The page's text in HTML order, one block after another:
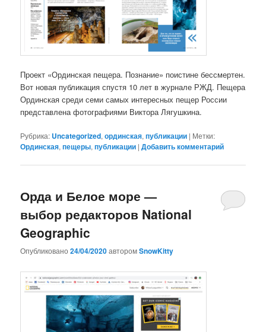
Проект «Ординская пещера. Познание» поистине бессмертен.
Вот новая публикация спустя 10 лет в журнале РЖД. Пещера
Ординская среди семи самых интересных пещер России
представлена фотографиями Виктора Лягушкина.
Рубрика: Uncategorized,ординская,публикации | Метки:
Ординская,пещеры,публикации |Добавить комментарий
Орда и Белое море —
выбор редакторов National
Geographic
Опубликовано24/04/2020авторомSnowKitty